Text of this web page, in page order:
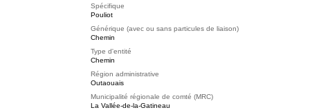
Spécifique
Pouliot
Générique (avec ou sans particules de liaison)
Chemin
Type d'entité
Chemin
Région administrative
Outaouais
Municipalité régionale de comté (MRC)
La Vallée-de-la-Gatineau